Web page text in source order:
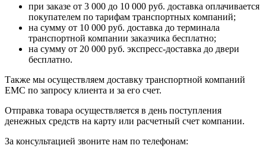
при заказе от 3 000 до 10 000 руб. доставка оплачивается
покупателем по тарифам транспортных компаний;
на сумму от 10 000 руб. доставка до терминала
транспортной компании заказчика бесплатно;
на сумму от 20 000 руб. экспресс-доставка до двери
бесплатно.
Также мы осуществляем доставку транспортной компаний
EMC по запросу клиента и за его счет.
Отправка товара осуществляется в день поступления
денежных средств на карту или расчетный счет компании.
За консультацией звоните нам по телефонам: